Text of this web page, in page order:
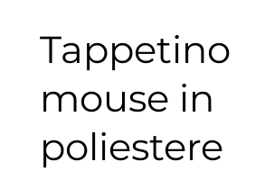
Tappetino
mouse in
poliestere